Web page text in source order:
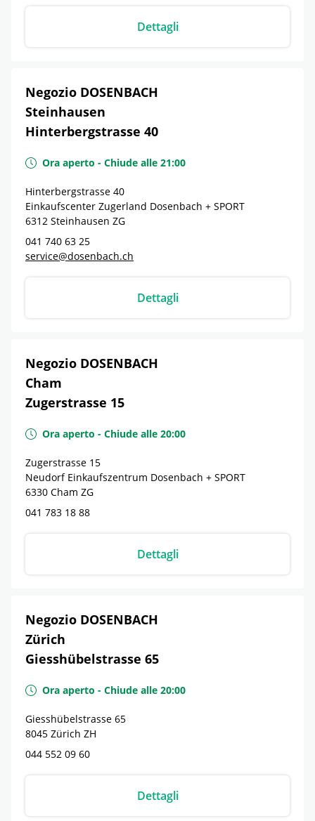
Dettagli
Negozio DOSENBACH
Steinhausen
Hinterbergstrasse 40
Ora aperto - Chiude alle 21:00
Hinterbergstrasse 40
Einkaufscenter Zugerland Dosenbach + SPORT
6312 Steinhausen ZG
041 740 63 25
service@dosenbach.ch
Dettagli
Negozio DOSENBACH
Cham
Zugerstrasse 15
Ora aperto - Chiude alle 20:00
Zugerstrasse 15
Neudorf Einkaufszentrum Dosenbach + SPORT
6330 Cham ZG
041 783 18 88
Dettagli
Negozio DOSENBACH
Zürich
Giesshübelstrasse 65
Ora aperto - Chiude alle 20:00
Giesshübelstrasse 65
8045 Zürich ZH
044 552 09 60
Dettagli